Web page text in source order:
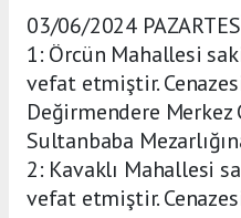
03/06/2024
1: Örcün Mahallesi
vefat etmiştir.
Değirmendere Merkez
Sultanbaba
2: Kavaklı Mahallesi
vefat etmiştir.